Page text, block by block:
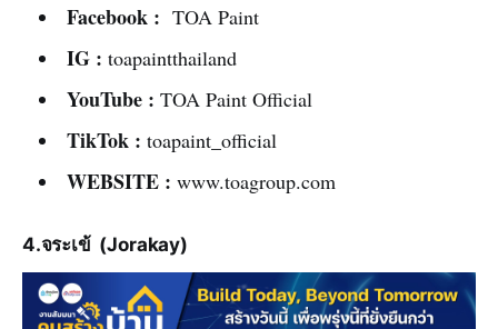
Facebook : TOA Paint
IG : toapaintthailand
YouTube : TOA Paint Official
TikTok : toapaint_official
WEBSITE : www.toagroup.com
4.จระเข้ (Jorakay)